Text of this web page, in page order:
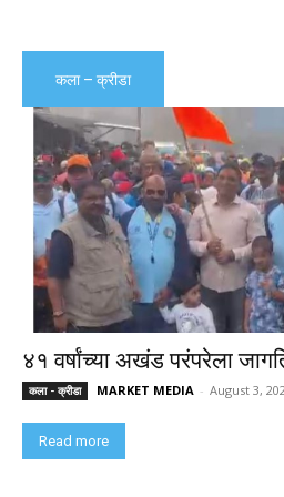
कला – क्रीडा
४१ वर्षांच्या अखंड परंपरेला
कला - क्रीडा MARKET MEDIA - August 3,
Read more